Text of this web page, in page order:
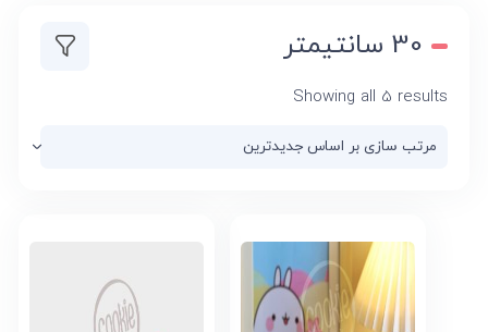
30 سانتیمتر
Showing all 5 results
latest